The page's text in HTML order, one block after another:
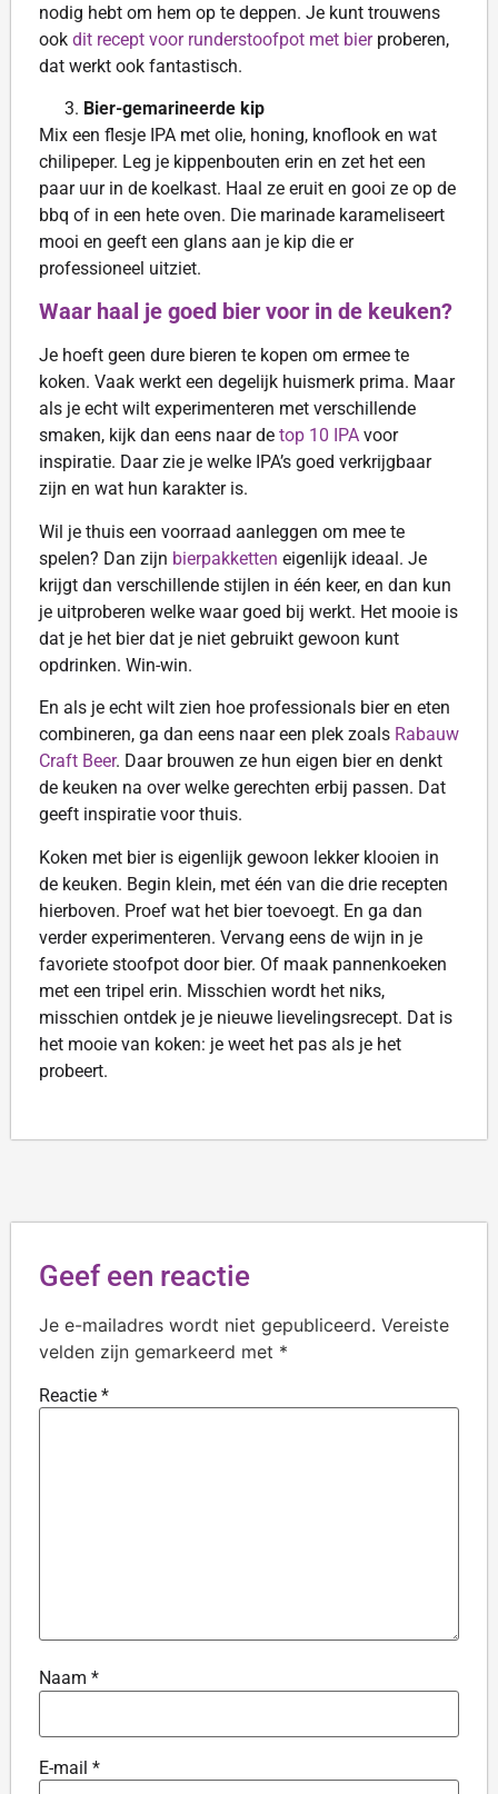
nodig hebt om hem op te deppen. Je kunt trouwens
ook dit recept voor runderstoofpot met bierproberen,
dat werkt ook fantastisch.
Bier-gemarineerde kip
Mix een flesje IPA met olie, honing, knoflook en wat
chilipeper. Leg je kippenbouten erin en zet het een
paar uur in de koelkast. Haal ze eruit en gooi ze op de
bbq of in een hete oven. Die marinade karameliseert
mooi en geeft een glans aan je kip die er
professioneel uitziet.
Waar haal je goed bier voor in de keuken?
Je hoeft geen dure bieren te kopen om ermee te
koken. Vaak werkt een degelijk huismerk prima. Maar
als je echt wilt experimenteren met verschillende
smaken, kijk dan eens naar de top 10 IPA voor
inspiratie. Daar zie je welke IPA’s goed verkrijgbaar
zijn en wat hun karakter is.
Wil je thuis een voorraad aanleggen om mee te
spelen? Dan zijn bierpakketten eigenlijk ideaal. Je
krijgt dan verschillende stijlen in één keer, en dan kun
je uitproberen welke waar goed bij werkt. Het mooie is
dat je het bier dat je niet gebruikt gewoon kunt
opdrinken. Win-win.
En als je echt wilt zien hoe professionals bier en eten
combineren, ga dan eens naar een plek zoals Rabauw
Craft Beer. Daar brouwen ze hun eigen bier en denkt
de keuken na over welke gerechten erbij passen. Dat
geeft inspiratie voor thuis.
Koken met bier is eigenlijk gewoon lekker klooien in
de keuken. Begin klein, met één van die drie recepten
hierboven. Proef wat het bier toevoegt. En ga dan
verder experimenteren. Vervang eens de wijn in je
favoriete stoofpot door bier. Of maak pannenkoeken
met een tripel erin. Misschien wordt het niks,
misschien ontdek je je nieuwe lievelingsrecept. Dat is
het mooie van koken: je weet het pas als je het
probeert.
Geef een reactie
Je e-mailadres wordt niet gepubliceerd. Vereiste
velden zijn gemarkeerd met *
Reactie *
Naam *
E-mail *